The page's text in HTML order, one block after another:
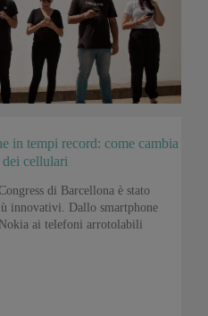
in tempi record: come cambia
cellulari
di Barcellona è stato
innovativi. Dallo smartphone
ai telefoni arrotolabili